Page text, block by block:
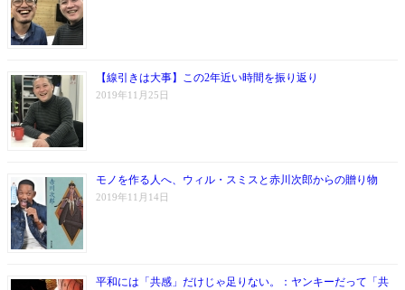
【線引きは大事】この2年近い時間を振り返り
2019年11月25日
モノを作る人へ、ウィル・スミスと赤川次郎からの贈り物
2019年11月14日
平和には「共感」だけじゃ足りない。：ヤンキーだって「共